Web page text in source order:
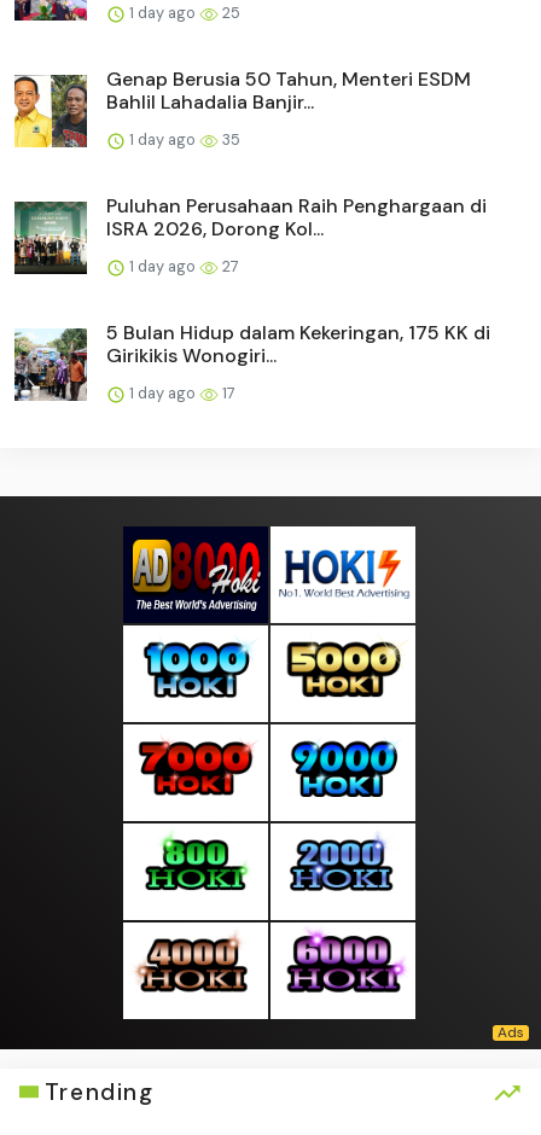
1 day ago 25
Genap Berusia 50 Tahun, Menteri ESDM
Bahlil Lahadalia Banjir...
1 day ago 35
Puluhan Perusahaan Raih Penghargaan di
ISRA 2026, Dorong Kol...
1 day ago 27
5 Bulan Hidup dalam Kekeringan, 175 KK di
Girikikis Wonogiri...
1 day ago 17
Trending